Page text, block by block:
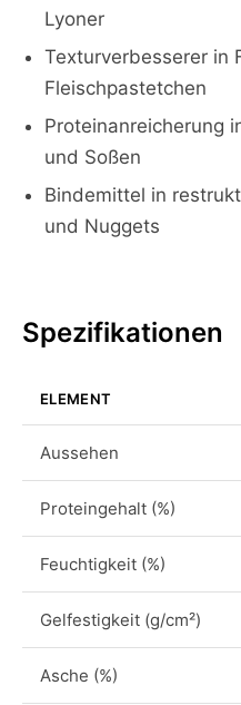
Lyoner
Texturverbesserer in
Fleischpastetchen
Proteinanreicherung
und Soßen
Bindemittel in
und Nuggets
Spezifikationen
ELEMENT
Aussehen
Proteingehalt (%)
Feuchtigkeit (%)
Gelfestigkeit (g/cm²)
Asche (%)